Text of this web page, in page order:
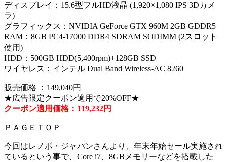
ディスプレイ：15.6型フルHD液晶 (1,920×1,080 IPS 3Dカメ
ラ)
グラフィックス：NVIDIA GeForce GTX 960M 2GB GDDR5
RAM：8GB PC4-17000 DDR4 SDRAM SODIMM (2スロット
使用)
HDD：500GB HDD(5,400rpm)+128GB SSD
ワイヤレス：インテル Dual Band Wireless-AC 8260
販売価格 ：149,040円
★広告限定クーポン適用で20%OFF★
クーポン適用価格：119,232円
ＰＡＧＥＴＯＰ
今回はレノボ・ジャパンさんより、年末年始セール実施され
ているという事で、Core i7、8GBメモリーなどを搭載した